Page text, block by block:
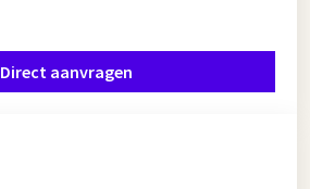
Direct aanvragen